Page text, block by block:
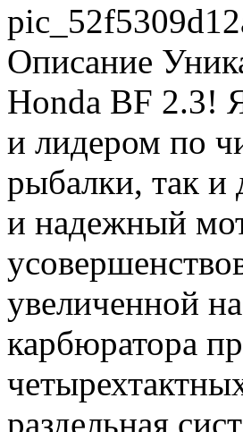
Описание
Honda BF 2.3!
и лидером по
рыбалки, так и
и надежный
увеличенной
карбюратора
раздельная